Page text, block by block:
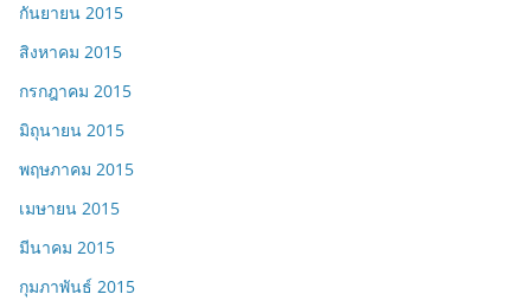
กันยายน 2015
สิงหาคม 2015
กรกฎาคม 2015
มิถุนายน 2015
พฤษภาคม 2015
เมษายน 2015
มีนาคม 2015
กุมภาพันธ์ 2015